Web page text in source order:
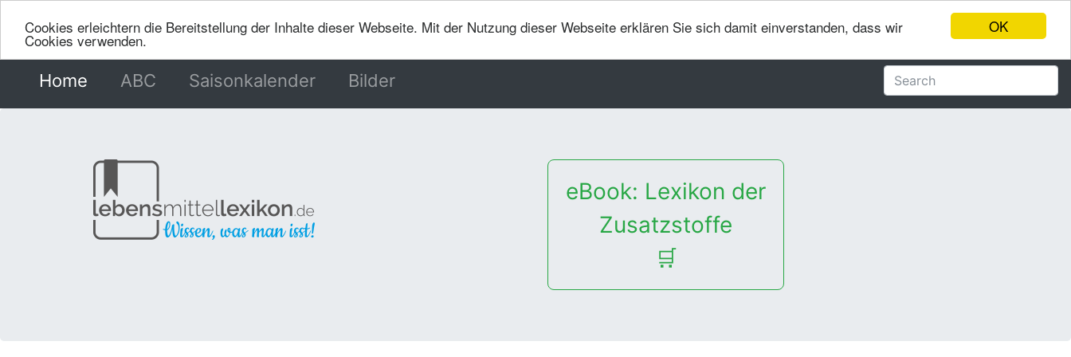
OK
Cookies erleichtern die Bereitstellung der Inhalte dieser Webseite. Mit der Nutzung dieser Webseite erklären Sie sich damit einverstanden, dass wir
Cookies verwenden.
Home (current)
ABC Saisonkalender Bilder
eBook: Lexikon der
Zusatzstoffe
🛒